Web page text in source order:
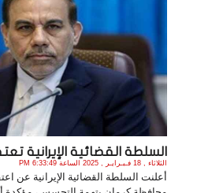
السلطة القضائية الإيرانية
الثلاثاء , 18 فـبـرايـر , 2025 الساعة 6:33:49 PM
أعلنت السلطة القضائية الإيرانية عن